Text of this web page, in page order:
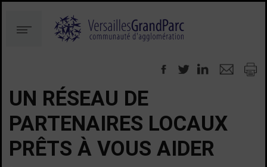
au
contenu
à
Menu
UN RÉSEAU DE
PARTENAIRES LOCAUX
PRÊTS À VOUS AIDER